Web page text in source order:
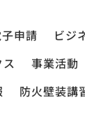
申請 ビジ
ス
事業活動
防火壁装講